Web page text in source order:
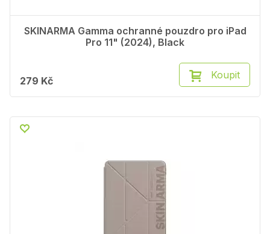
SKINARMA Gamma ochranné pouzdro pro iPad
Pro 11" (2024), Black
279 Kč Koupit